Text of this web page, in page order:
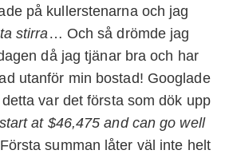
på kullerstenarna och jag
stirra … Och så drömde jag
då jag tjänar bra och har
utanför min bostad! Googlade
var det första som dök upp
at $46,475 and can go well
Första summan låter väl inte helt